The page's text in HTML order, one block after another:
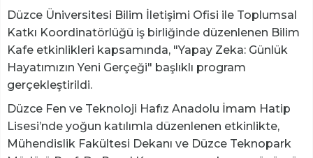
Düzce Üniversitesi Bilim İletişimi Ofisi ile Toplumsal
Katkı Koordinatörlüğü iş birliğinde düzenlenen Bilim
Kafe etkinlikleri kapsamında, "Yapay Zeka: Günlük
Hayatımızın Yeni Gerçeği" başlıklı program
gerçekleştirildi.
Düzce Fen ve Teknoloji Hafız Anadolu İmam Hatip
Lisesi’nde yoğun katılımla düzenlenen etkinlikte,
Mühendislik Fakültesi Dekanı ve Düzce Teknopark